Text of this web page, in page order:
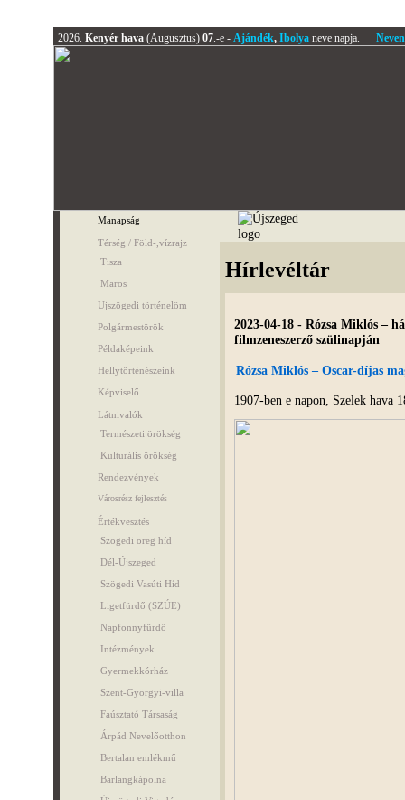
2026. Kenyér hava (Augusztus) 07.-e - Ajándék, Ibolyaneve napja.
Manapság
Térség / Föld-,vízrajz
Tisza
Maros
Ujszögedi történelöm
Polgármestörök
Példaképeink
Hellytörténészeink
Képviselő
Látnivalók
Természeti örökség
Kulturális örökség
Rendezvények
Városrész fejlesztés
Értékvesztés
Szögedi öreg híd
Dél-Újszeged
Szögedi Vasúti Híd
Ligetfürdő (SZÚE)
Napfonnyfürdő
Intézmények
Gyermekkórház
Szent-Györgyi-villa
Faúsztató Társaság
Árpád Nevelőotthon
Bertalan emlékmű
Barlangkápolna
Hírlevéltár
2023-04-18 - Rózsa Miklós –
filmzeneszerző szülinapján
Rózsa Miklós – Oscar-díjas
1907-ben e napon, Szelek hava